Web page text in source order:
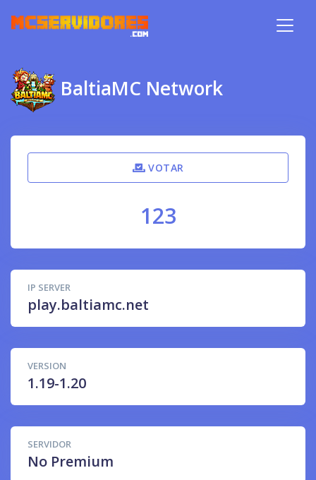
BaltiaMC Network
IP SERVER
play.baltiamc.net
VERSION
1.19-1.20
SERVIDOR
No Premium
VOTAR
123